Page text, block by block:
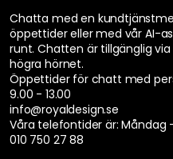
Chatta med en
öppettider eller med vår AI-
runt. Chatten är tillgänglig
högra hörnet.
Öppettider för chatt med
9.00 - 13.00
info@royaldesign.se
Våra telefontider är: Måndag
010 750 27 88